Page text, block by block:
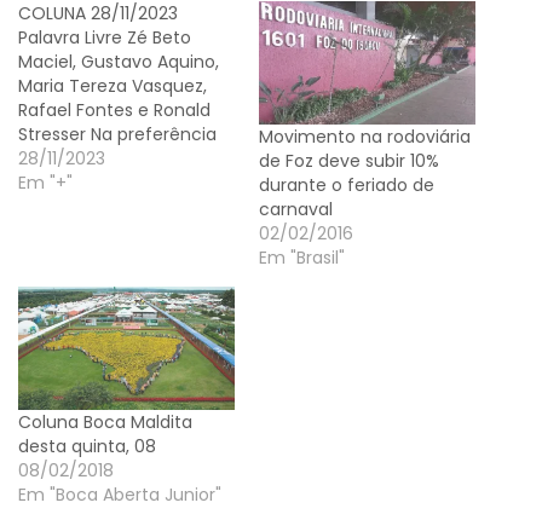
COLUNA 28/11/2023
Palavra Livre Zé Beto
Maciel, Gustavo Aquino,
Maria Tereza Vasquez,
Rafael Fontes e Ronald
Stresser Na preferência
Mesmo com a
preferência por praias no
brasileiros para passar as
festas de final de ano no
país, aponta…
28/11/2023
Em "+"
Movimento na rodoviária
de Foz deve subir 10%
durante o feriado de
carnaval
02/02/2016
Em "Brasil"
Coluna Boca Maldita
desta quinta, 08
08/02/2018
Em "Boca Aberta Junior"